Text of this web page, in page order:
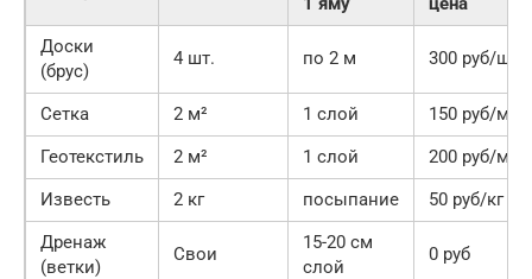
Доски
(брус)
4 шт. по 2 м 300 руб/шт
Сетка 2 м² 1 слой
150 руб/м²
Геотекстиль
2 м² 1 слой
200 руб/м²
Известь
2 кг посыпание
50 руб/кг
Дренаж
(ветки)
Свои
15-20 см
слой
0 руб